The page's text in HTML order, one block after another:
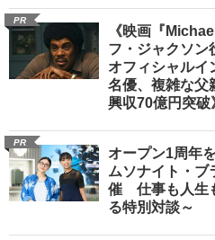
PR
《映画『
フ・ジャクソン
オフィシャルイ
名優、複雑な父
興収70億円突破
PR
オープン1周年
ムソナイト・ブ
催 仕事も人生
る特別対談～